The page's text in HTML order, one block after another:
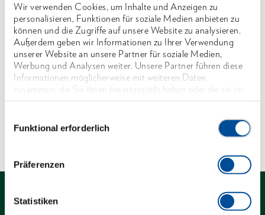
Wir verwenden Cookies, um Inhalte und Anzeigen zu
personalisieren, Funktionen für soziale Medien anbieten zu
können und die Zugriffe auf unsere Website zu analysieren.
Außerdem geben wir Informationen zu Ihrer Verwendung
unserer Website an unsere Partner für soziale Medien,
Werbung und Analysen weiter. Unsere Partner führen diese
Informationen möglicherweise mit weiteren Daten
zusammen, die Sie ihnen bereitgestellt haben oder die sie im
Rahmen Ihrer Nutzung der Dienste gesammelt haben. Unsere
Funktional erforderlich
Präferenzen
Statistiken
Zur Fixierung der Sechskantadapter
Abmessungen und Gewichte
Lieferumfang
Technische Eigenschaften